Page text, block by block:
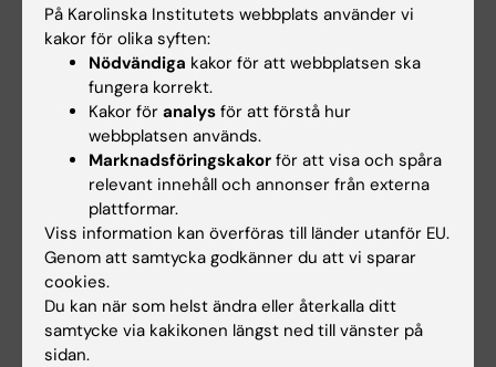
Fanfarerna efter varje grupps upplästa namn var inspelade, men
applåderna sköttes live. Foto: Annika Clemes
På Karolinska Institutets webbplats använder vi
kakor för olika syften:
Nödvändiga kakor för att webbplatsen ska
fungera korrekt.
Kakor för analys för att förstå hur
webbplatsen används.
Marknadsföringskakor för att visa och spåra
relevant innehåll och annonser från externa
plattformar.
Viss information kan överföras till länder utanför EU.
Genom att samtycka godkänner du att vi sparar
cookies.
Du kan när som helst ändra eller återkalla ditt
samtycke via kakikonen längst ned till vänster på
sidan.